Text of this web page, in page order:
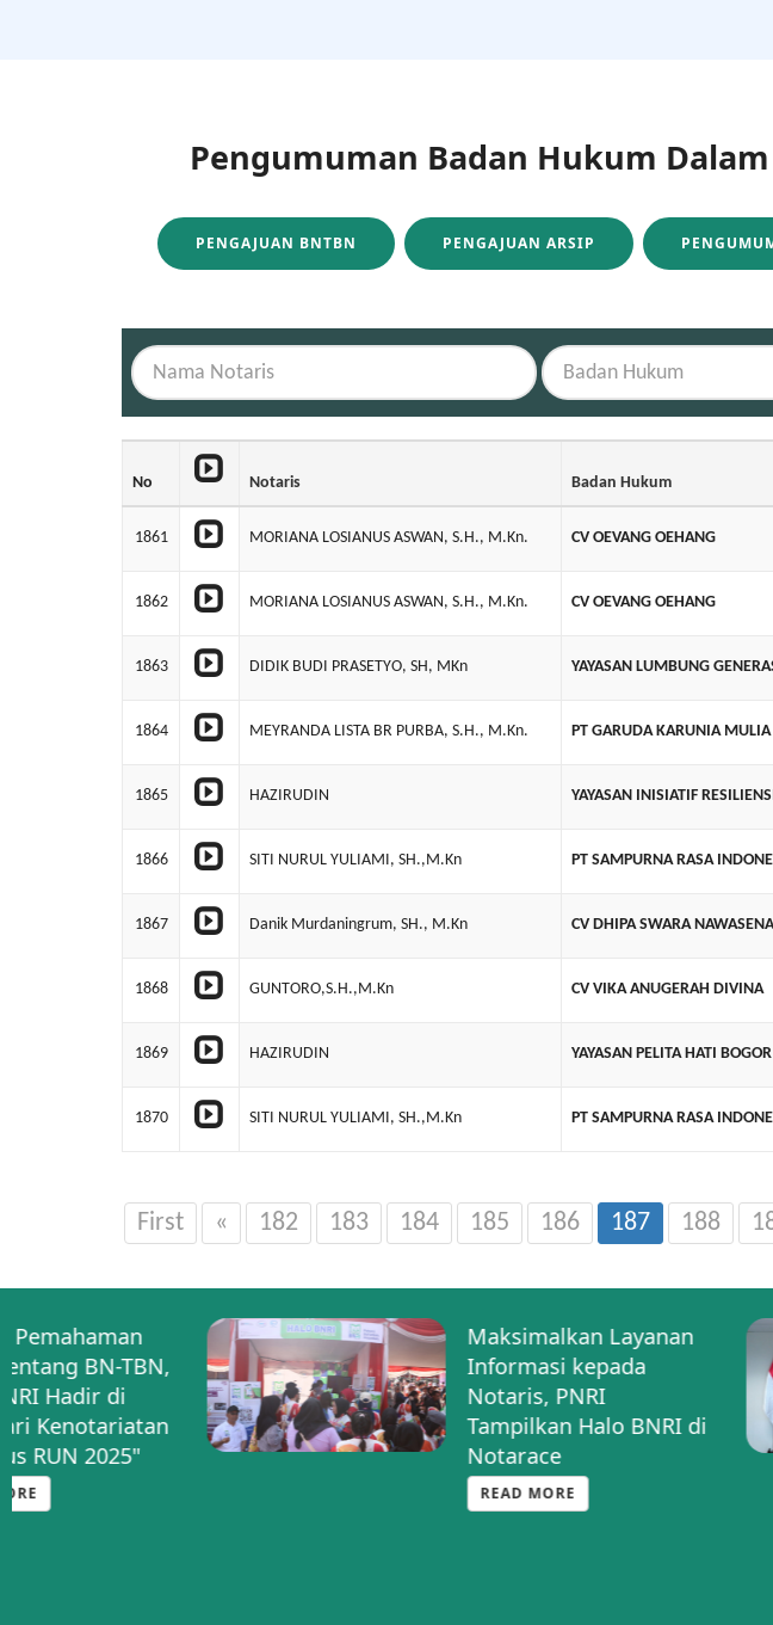
Pengumuman Badan Hukum
PENGAJUAN BNTBN PENGAJUAN ARSIP
No Notaris Badan Hukum
1861 MORIANA LOSIANUS ASWAN, S.H., M.Kn. CV OEVANG OEHANG
1862 MORIANA LOSIANUS ASWAN, S.H., M.Kn. CV OEVANG OEHANG
1863 DIDIK BUDI PRASETYO, SH, MKn YAYASAN LUMBUNG
1864 MEYRANDA LISTA BR PURBA, S.H., M.Kn. PT GARUDA KARUNIA MULIA
1865 HAZIRUDIN YAYASAN INISIATIF
1866 SITI NURUL YULIAMI, SH.,M.Kn PT SAMPURNA RASA
1867 Danik Murdaningrum, SH., M.Kn CV DHIPA SWARA NAWASENA
1868 GUNTORO,S.H.,M.Kn CV VIKA ANUGERAH DIVINA
1869 HAZIRUDIN YAYASAN PELITA HATI BOGOR
1870 SITI NURUL YULIAMI, SH.,M.Kn PT SAMPURNA RASA
First « 182 183 184 185 186 187 188
Maksimalkan Layanan
Informasi kepada
Notaris, PNRI
Tampilkan Halo BNRI di
Notarace